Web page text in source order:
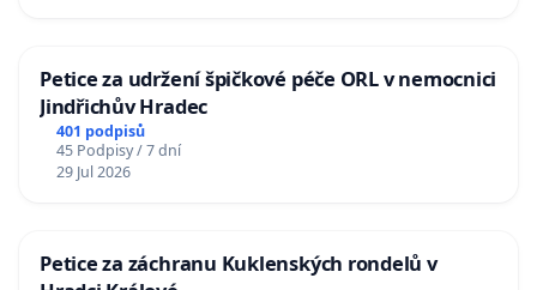
Petice za udržení špičkové péče ORL v nemocnici
Jindřichův Hradec
401 podpisů
45 Podpisy / 7 dní
29 Jul 2026
Petice za záchranu Kuklenských rondelů v